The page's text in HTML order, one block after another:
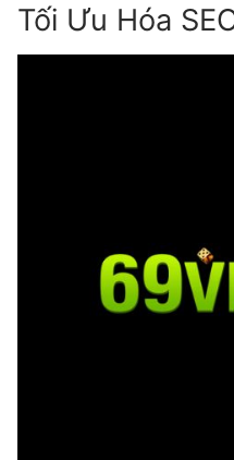
Tối Ưu Hóa